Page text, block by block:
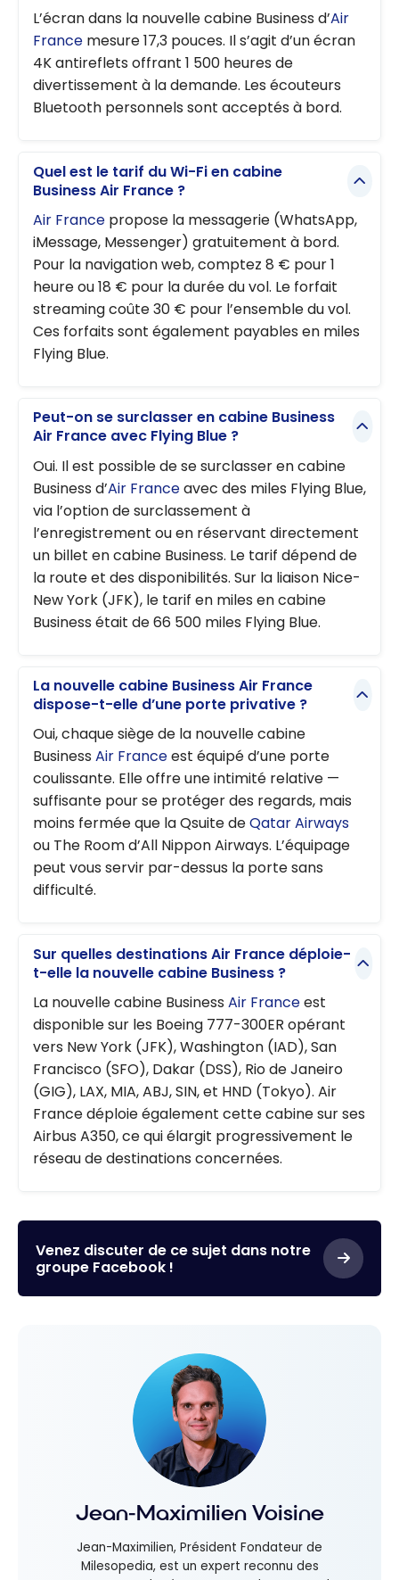
L’écran dans la nouvelle cabine Business d’Air
France mesure 17,3 pouces. Il s’agit d’un écran
4K antireflets offrant 1 500 heures de
divertissement à la demande. Les écouteurs
Bluetooth personnels sont acceptés à bord.
Quel est le tarif du Wi-Fi en cabine
Business Air France ?
Air France propose la messagerie (WhatsApp,
iMessage, Messenger) gratuitement à bord.
Pour la navigation web, comptez 8 € pour 1
heure ou 18 € pour la durée du vol. Le forfait
streaming coûte 30 € pour l’ensemble du vol.
Ces forfaits sont également payables en miles
Flying Blue.
Peut-on se surclasser en cabine Business
Air France avec Flying Blue ?
Oui. Il est possible de se surclasser en cabine
Business d’Air Franceavec des miles Flying Blue,
via l’option de surclassement à
l’enregistrement ou en réservant directement
un billet en cabine Business. Le tarif dépend de
la route et des disponibilités. Sur la liaison Nice-
New York (JFK), le tarif en miles en cabine
Business était de 66 500 miles Flying Blue.
La nouvelle cabine Business Air France
dispose-t-elle d’une porte privative ?
Oui, chaque siège de la nouvelle cabine
Business Air Franceest équipé d’une porte
coulissante. Elle offre une intimité relative —
suffisante pour se protéger des regards, mais
moins fermée que la Qsuite deQatar Airways
ou The Room d’All Nippon Airways. L’équipage
peut vous servir par-dessus la porte sans
difficulté.
Sur quelles destinations Air France déploie-
t-elle la nouvelle cabine Business ?
La nouvelle cabine Business Air Franceest
disponible sur les Boeing 777-300ER opérant
vers New York (JFK), Washington (IAD), San
Francisco (SFO), Dakar (DSS), Rio de Janeiro
(GIG), LAX, MIA, ABJ, SIN, et HND (Tokyo). Air
France déploie également cette cabine sur ses
Airbus A350, ce qui élargit progressivement le
réseau de destinations concernées.
Venez discuter de ce sujet dans notre
groupe Facebook !
Jean-Maximilien Voisine
Jean-Maximilien, Président Fondateur de
Milesopedia, est un expert reconnu des